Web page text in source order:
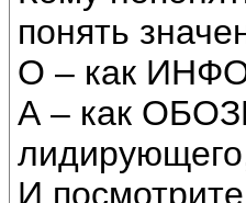
понять
О – как
А – как
И